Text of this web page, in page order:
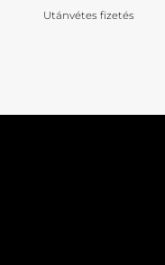
Utánvétes fizetés